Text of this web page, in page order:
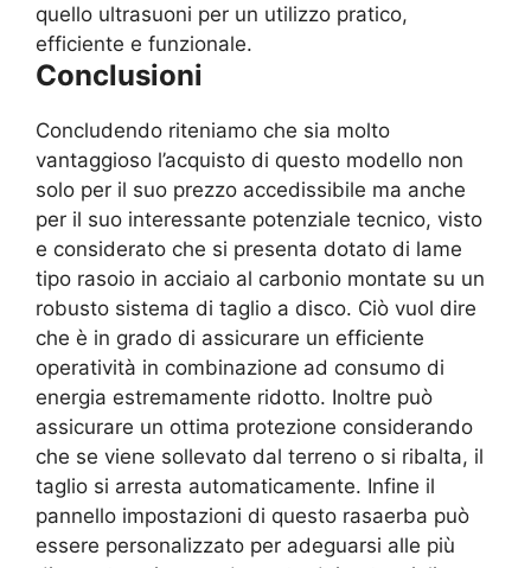
quello ultrasuoni per un utilizzo pratico,
efficiente e funzionale.
Conclusioni
Concludendo riteniamo che sia molto
vantaggioso l’acquisto di questo modello non
solo per il suo prezzo accedissibile ma anche
per il suo interessante potenziale tecnico, visto
e considerato che si presenta dotato di lame
tipo rasoio in acciaio al carbonio montate su un
robusto sistema di taglio a disco. Ciò vuol dire
che è in grado di assicurare un efficiente
operatività in combinazione ad consumo di
energia estremamente ridotto. Inoltre può
assicurare un ottima protezione considerando
che se viene sollevato dal terreno o si ribalta, il
taglio si arresta automaticamente. Infine il
pannello impostazioni di questo rasaerba può
essere personalizzato per adeguarsi alle più